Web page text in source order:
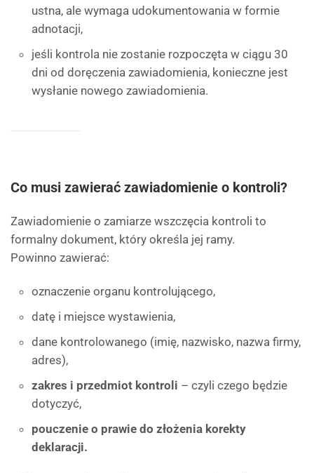
ustna, ale wymaga udokumentowania w formie
adnotacji,
jeśli kontrola nie zostanie rozpoczęta w ciągu 30
dni od doręczenia zawiadomienia, konieczne jest
wysłanie nowego zawiadomienia.
Co musi zawierać zawiadomienie o kontroli?
Zawiadomienie o zamiarze wszczęcia kontroli to
formalny dokument, który określa jej ramy.
Powinno zawierać:
oznaczenie organu kontrolującego,
datę i miejsce wystawienia,
dane kontrolowanego (imię, nazwisko, nazwa firmy,
adres),
zakres i przedmiot kontroli – czyli czego będzie
dotyczyć,
pouczenie o prawie do złożenia korekty
deklaracji.